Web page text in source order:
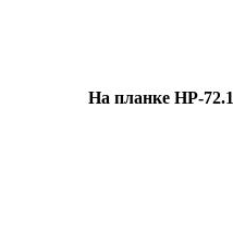
На планке HP-